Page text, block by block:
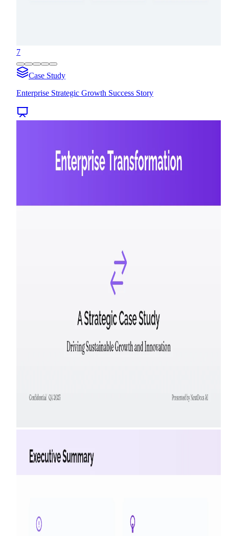
7
Case Study
Enterprise Strategic Growth Success Story